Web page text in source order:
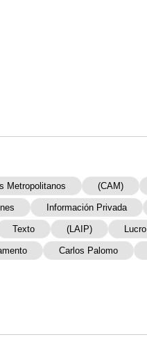
Metropolitanos (CAM)
Información Privada
Texto (LAIP) Lucro
Carlos Palomo